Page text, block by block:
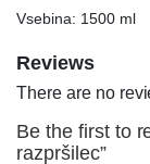
Vsebina: 1500 ml
Reviews
There are no
Be the first to
razpršilec”